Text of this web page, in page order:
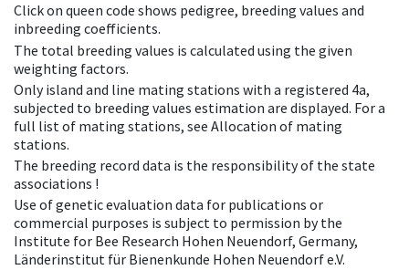
Click on queen code shows pedigree, breeding values and
inbreeding coefficients.
The total breeding values is calculated using the given
weighting factors.
Only island and line mating stations with a registered 4a,
subjected to breeding values estimation are displayed. For a
full list of mating stations, see Allocation of mating
stations.
The breeding record data is the responsibility of the state
associations !
Use of genetic evaluation data for publications or
commercial purposes is subject to permission by the
Institute for Bee Research Hohen Neuendorf, Germany,
Länderinstitut für Bienenkunde Hohen Neuendorf e.V.